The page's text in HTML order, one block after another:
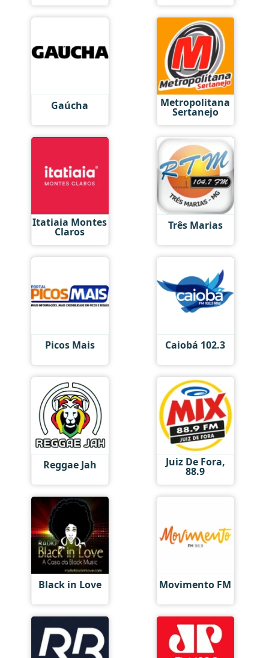
Gaúcha Metropolitana
Sertanejo
Itatiaia Montes
Claros Três Marias
Picos Mais Caiobá 102.3
Reggae Jah Juiz De Fora,
88.9
Black in Love Movimento FM